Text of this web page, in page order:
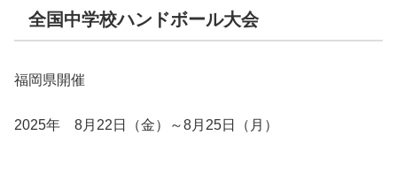
全国中学校ハンドボール大会
福岡県開催
2025年 8月22日（金）～8月25日（月）